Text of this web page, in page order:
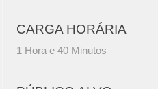
CARGA HORÁRIA
1 Hora e 40 Minutos